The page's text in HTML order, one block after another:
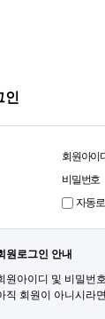
인
회원아이
비밀번호
자동
원로그인 안내
원아이디 및 비밀번
직 회원이 아니시라